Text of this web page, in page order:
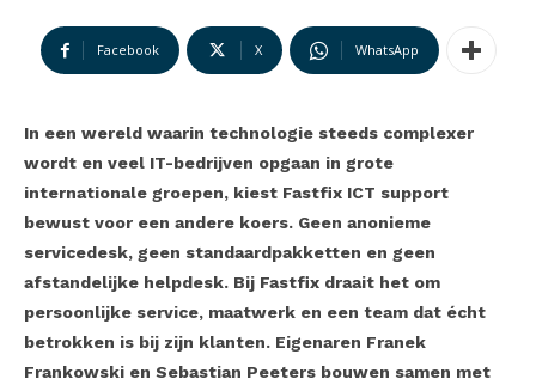
Facebook X WhatsApp
In een wereld waarin technologie steeds complexer
wordt en veel IT-bedrijven opgaan in grote
internationale groepen, kiest Fastfix ICT support
bewust voor een andere koers. Geen anonieme
servicedesk, geen standaardpakketten en geen
afstandelijke helpdesk. Bij Fastfix draait het om
persoonlijke service, maatwerk en een team dat écht
betrokken is bij zijn klanten. Eigenaren Franek
Frankowski en Sebastian Peeters bouwen samen met